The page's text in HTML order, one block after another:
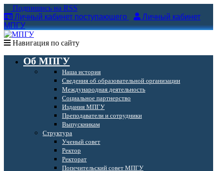
Подпишись на RSS
Личный кабинет поступающего
Личный кабинет
МПГУ
Навигация по сайту
Об МПГУ
Наша история
Сведения об образовательной организации
Международная деятельность
Социальное партнерство
Издания МПГУ
Преподаватели и сотрудники
Выпускникам
Структура
Ученый совет
Ректор
Ректорат
Попечительский совет МПГУ